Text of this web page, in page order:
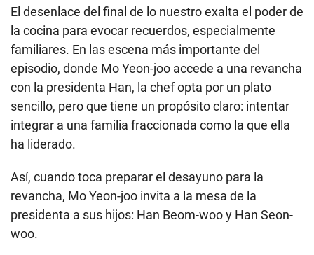
El desenlace del final de lo nuestro exalta el poder de
la cocina para evocar recuerdos, especialmente
familiares. En las escena más importante del
episodio, donde Mo Yeon-joo accede a una revancha
con la presidenta Han, la chef opta por un plato
sencillo, pero que tiene un propósito claro: intentar
integrar a una familia fraccionada como la que ella
ha liderado.
Así, cuando toca preparar el desayuno para la
revancha, Mo Yeon-joo invita a la mesa de la
presidenta a sus hijos: Han Beom-woo y Han Seon-
woo.